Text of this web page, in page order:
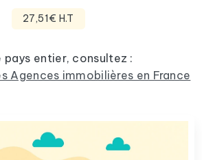
27,51€ H.T
pays entier, consultez :
Agences immobilières en France